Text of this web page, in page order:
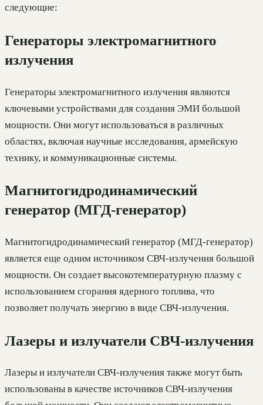
следующие:
Генераторы электромагнитного
излучения
Генераторы электромагнитного излучения являются
ключевыми устройствами для создания ЭМИ большой
мощности. Они могут использоваться в различных
областях, включая научные исследования, армейскую
технику, и коммуникационные системы.
Магнитогидродинамический
генератор (МГД-генератор)
Магнитогидродинамический генератор (МГД-генератор)
является еще одним источником СВЧ-излучения большой
мощности. Он создает высокотемпературную плазму с
использованием сгорания ядерного топлива, что
позволяет получать энергию в виде СВЧ-излучения.
Лазеры и излучатели СВЧ-излучения
Лазеры и излучатели СВЧ-излучения также могут быть
использованы в качестве источников СВЧ-излучения